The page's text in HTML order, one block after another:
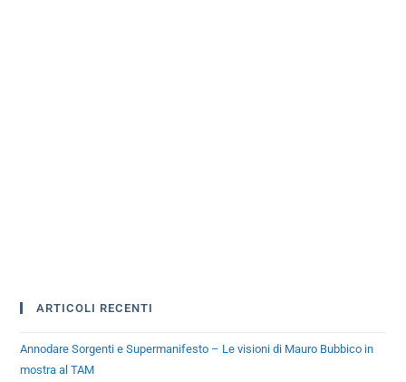
ARTICOLI RECENTI
Annodare Sorgenti e Supermanifesto – Le visioni di Mauro Bubbico in
mostra al TAM